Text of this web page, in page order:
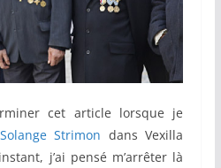
cet article lorsque je
Strimon dans Vexilla
j’ai pensé m’arrêter là